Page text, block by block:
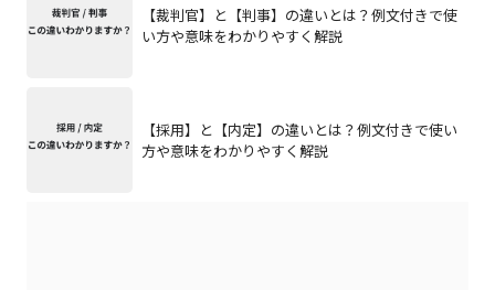
【裁判官】と【判事】の違いとは？例文付きで使
い方や意味をわかりやすく解説
【採用】と【内定】の違いとは？例文付きで使い
方や意味をわかりやすく解説